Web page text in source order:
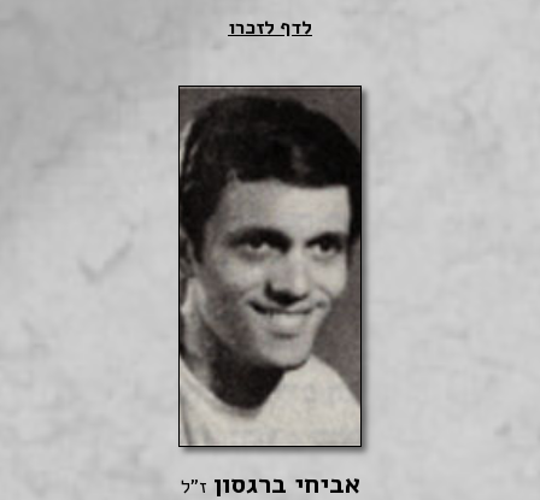
לדף לזכרו
אביחי ברגסון ז"ל